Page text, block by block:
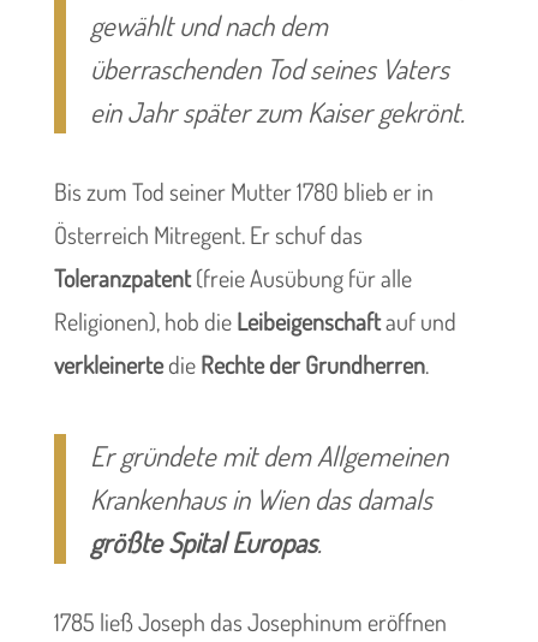
gewählt und nach dem
überraschenden Tod seines Vaters
ein Jahr später zum Kaiser gekrönt.
Bis zum Tod seiner Mutter 1780 blieb er in
Österreich Mitregent. Er schuf das
Toleranzpatent(freie Ausübung für alle
Religionen), hob dieLeibeigenschaftauf und
verkleinertedieRechte der Grundherren.
Er gründete mit dem Allgemeinen
Krankenhaus in Wien das damals
größte Spital Europas.
1785 ließ Joseph das Josephinum eröffnen